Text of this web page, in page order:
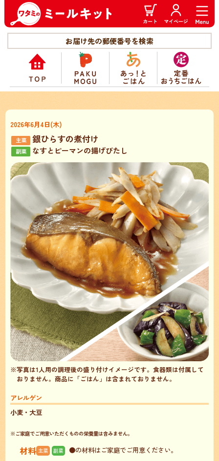
お届け先の郵便番号を検索
2026年6月4日(木)
銀ひらすの煮付け
なすとピーマンの揚げびたし
アレルゲン
小麦・大豆
※ご家庭でご用意いただくものの栄養量は含みません。
※写真は1人用の調理後の盛り付けイメージです。食器類は付属して
おりません。 商品に「ごはん」は含まれておりません。
材料 主菜 副菜 ●の材料はご家庭でご用意ください。